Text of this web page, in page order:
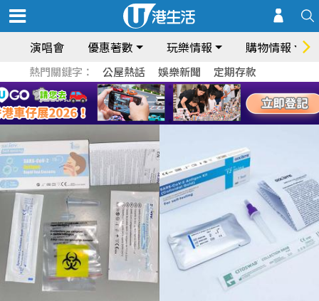
演唱會 優惠著數 玩樂情報 購物情報
熱門關鍵字： 公屋熱話 娛樂新聞 定期存款